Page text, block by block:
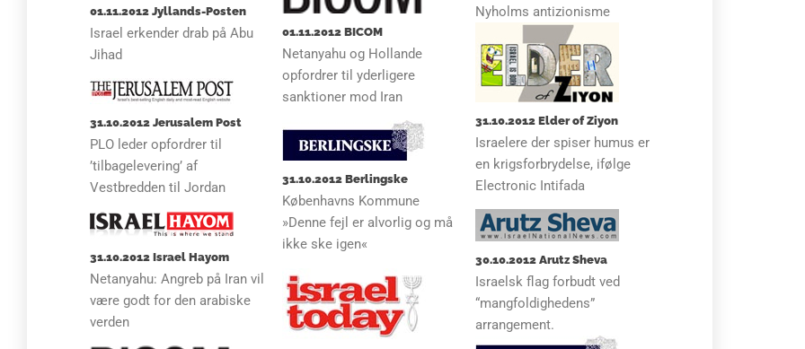
01.11.2012 Jyllands-Posten
Israel erkender drab på Abu
Jihad
31.10.2012 Jerusalem Post
PLO leder opfordrer til
’tilbagelevering’ af
Vestbredden til Jordan
31.10.2012 Israel Hayom
Netanyahu: Angreb på Iran vil
være godt for den arabiske
verden
01.11.2012 BICOM
Netanyahu og Hollande
opfordrer til yderligere
sanktioner mod Iran
31.10.2012 Berlingske
Københavns Kommune
»Denne fejl er alvorlig og må
ikke ske igen«
Nyholms antizionisme
31.10.2012 Elder of Ziyon
Israelere der spiser humus er
en krigsforbrydelse, ifølge
Electronic Intifada
30.10.2012 Arutz Sheva
Israelsk flag forbudt ved
“mangfoldighedens”
arrangement.